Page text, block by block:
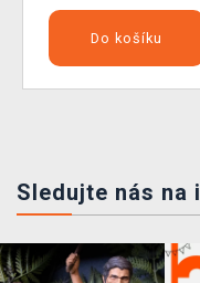
Do košíku
Sledujte nás na